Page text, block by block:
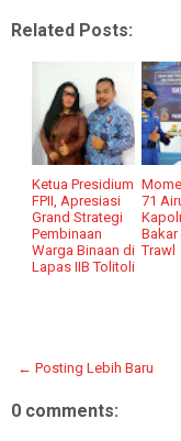
Related Posts:
Ketua Presidium
FPII, Apresiasi
Grand Strategi
Pembinaan
Warga Binaan di
Lapas IIB Tolitoli
71
Bakar
Trawl
← Posting Lebih Baru
0 comments: